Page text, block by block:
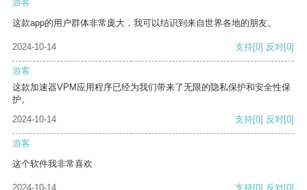
游客
这款app的用户群体非常庞大，我可以结识到来自世界各地的朋友。
2024-10-14 支持[0] 反对[0]
游客
这款加速器VPM应用程序已经为我们带来了无限的隐私保护和安全性保
护。
2024-10-14
支持[0] 反对[0]
游客
这个软件我非常喜欢
2024-10-14 支持[0] 反对[0]